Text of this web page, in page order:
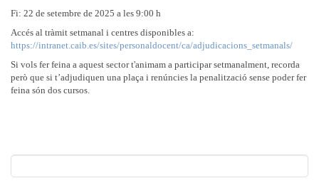
Fi: 22 de setembre de 2025 a les 9:00 h
Accés al tràmit setmanal i centres disponibles a:
https://intranet.caib.es/sites/personaldocent/ca/adjudicacions_setmanals/
Si vols fer feina a aquest sector t'animam a participar setmanalment, recorda
però que si t’adjudiquen una plaça i renúncies la penalització sense poder fer
feina són dos cursos.